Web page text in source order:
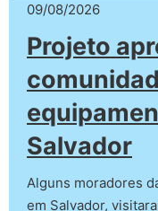
09/08/2026
Projeto
Salvador
Alguns moradores
em Salvador,